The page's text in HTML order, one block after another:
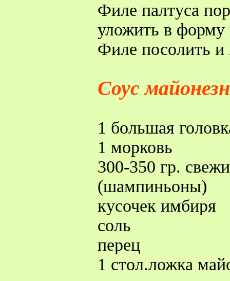
Филе палтуса
уложить в форму
Филе посолить и
Соус
1 большая
1 морковь
300-350 гр.
(шампиньоны)
кусочек имбиря
соль
перец
1 стол.ложка